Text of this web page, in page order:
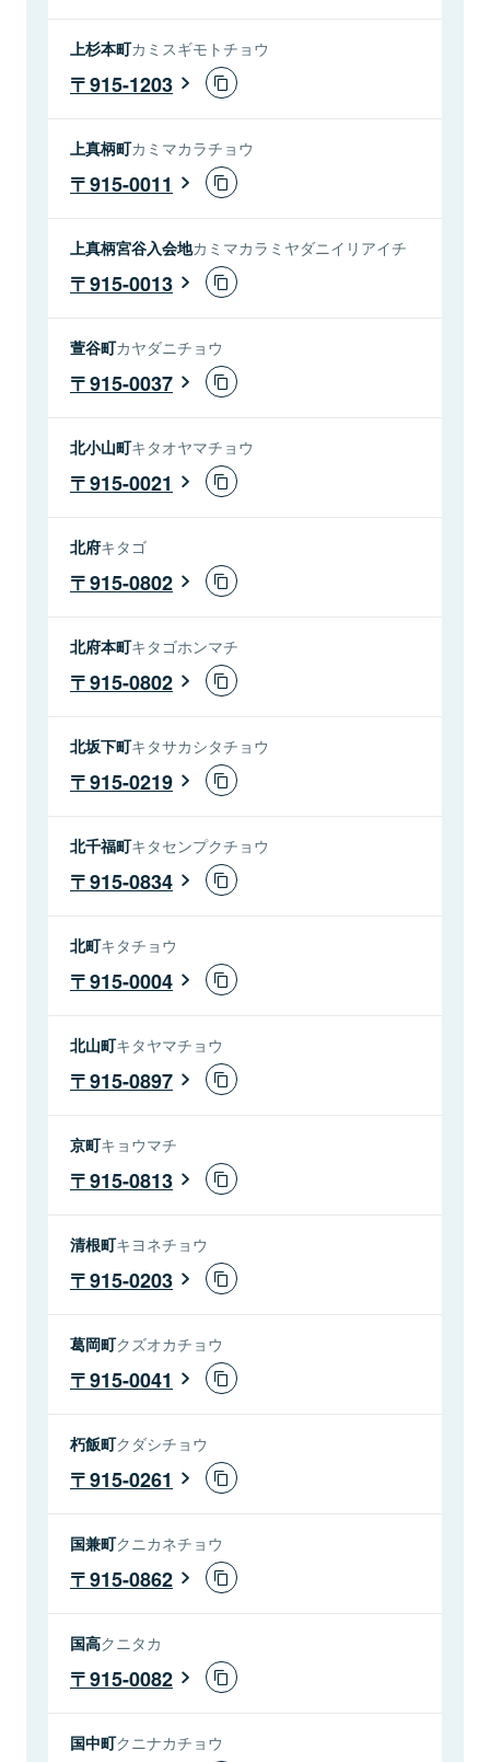
上杉本町カミスギモトチョウ
915-1203
上真柄町カミマカラチョウ
915-0011
上真柄宮谷入会地カミマカラミヤダニイリアイチ
915-0013
萱谷町カヤダニチョウ
915-0037
北小山町キタオヤマチョウ
915-0021
北府キタゴ
915-0802
北府本町キタゴホンマチ
915-0802
北坂下町キタサカシタチョウ
915-0219
北千福町キタセンプクチョウ
915-0834
北町キタチョウ
915-0004
北山町キタヤマチョウ
915-0897
京町キョウマチ
915-0813
清根町キヨネチョウ
915-0203
葛岡町クズオカチョウ
915-0041
朽飯町クダシチョウ
915-0261
国兼町クニカネチョウ
915-0862
国高クニタカ
915-0082
国中町クニナカチョウ